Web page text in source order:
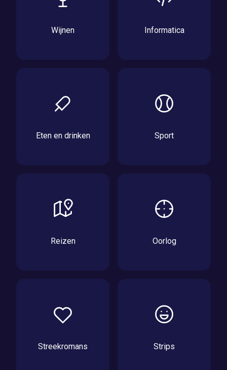
Wijnen Informatica
Eten en drinken Sport
Reizen Oorlog
Streekromans Strips